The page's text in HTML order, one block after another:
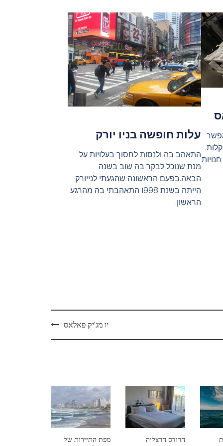
עלות חופשה בניו יורק
התאהב בה ולנסות לחסוך בעלויות על
מנת שנוכל לבקר בה שוב בשנה
הבאה.בפעם הראשונה שהגעתי לנייורק
הייתה בשנת 1998 התאהבתי בה מהרגע
הראשון.
יו מג'יק פאלאס
מפת התיירות של
הרודס הרצליה